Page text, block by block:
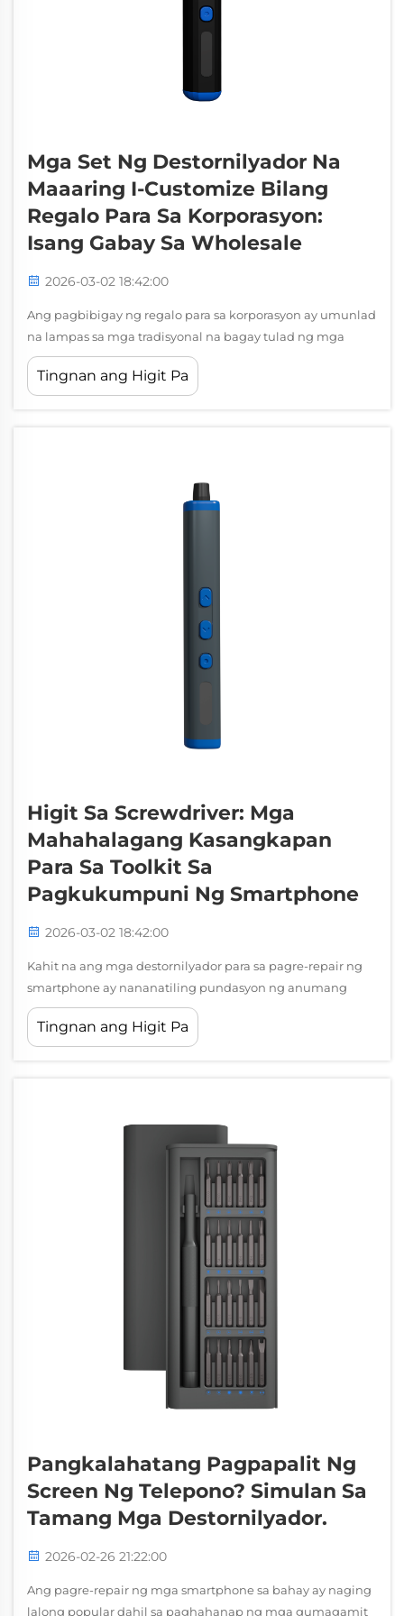
Mga Set Ng Destornilyador Na
Maaaring I-Customize Bilang
Regalo Para Sa Korporasyon:
Isang Gabay Sa Wholesale
2026-03-02 18:42:00
Ang pagbibigay ng regalo para sa korporasyon ay umunlad
na lampas sa mga tradisyonal na bagay tulad ng mga
panulat at tasa ng kape na may branding, habang
hinahanap ng mga kumpanya ang mga praktikal at
Tingnan ang Higit Pa
Higit Sa Screwdriver: Mga
Mahahalagang Kasangkapan
Para Sa Toolkit Sa
Pagkukumpuni Ng Smartphone
2026-03-02 18:42:00
Kahit na ang mga destornilyador para sa pagre-repair ng
smartphone ay nananatiling pundasyon ng anumang
operasyon sa pagre-repair ng mobile device, ang mga
propesyonal na teknisyan at mga DIY enthusiast ay agad
Tingnan ang Higit Pa
Pangkalahatang Pagpapalit Ng
Screen Ng Telepono? Simulan Sa
Tamang Mga Destornilyador.
2026-02-26 21:22:00
Ang pagre-repair ng mga smartphone sa bahay ay naging
lalong popular dahil sa paghahanap ng mga gumagamit